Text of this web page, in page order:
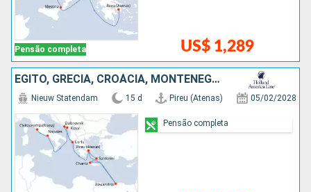
Pensão completa US$ 1,289
EGITO, GRÉCIA, CROÁCIA, MONTENEGRO, ITÁLIA
Nieuw Statendam 15 d Pireu (Atenas) 05/02/2028
Pensão completa